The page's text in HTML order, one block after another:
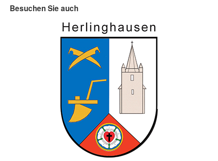
Besuchen Sie auch